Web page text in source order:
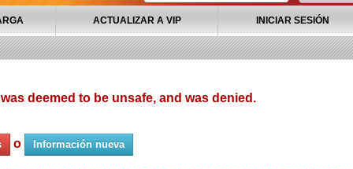
ACTUALIZAR A VIP INICIAR SESIÓN
deemed to be unsafe, and was denied.
o Información nueva